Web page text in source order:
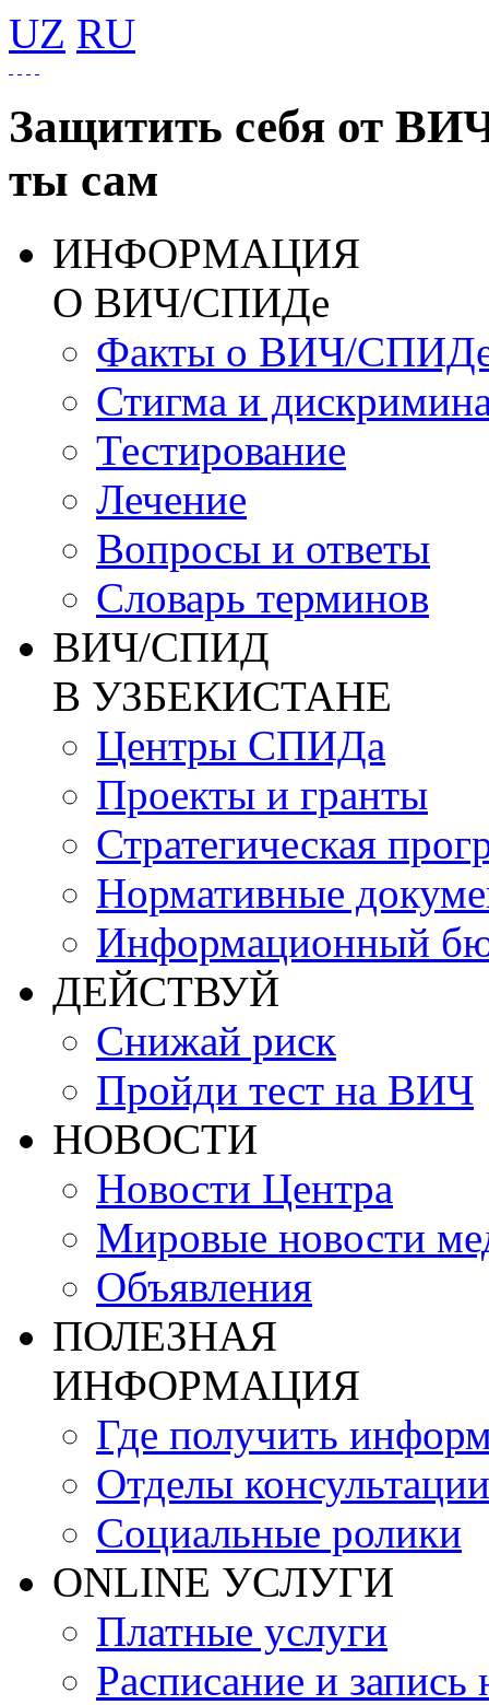
UZ RU
Защитить себя от
ты сам
ИНФОРМАЦИЯ
О ВИЧ/СПИДе
Факты о ВИЧ/
Стигма и
Тестирование
Лечение
Вопросы и ответы
Словарь терминов
ВИЧ/СПИД
В УЗБЕКИСТАНЕ
Центры СПИДа
Проекты и гранты
Стратегическая
Нормативные
Информационный
ДЕЙСТВУЙ
Снижай риск
Пройди тест на ВИЧ
НОВОСТИ
Новости Центра
Мировые новости
Объявления
ПОЛЕЗНАЯ
ИНФОРМАЦИЯ
Где получить
Отделы консультации
Социальные ролики
ONLINE УСЛУГИ
Платные услуги
Расписание и запись